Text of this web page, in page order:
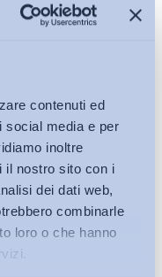
contenuti ed
social media e per
inoltre
il nostro sito con i
dei dati web,
combinarle
loro o che hanno